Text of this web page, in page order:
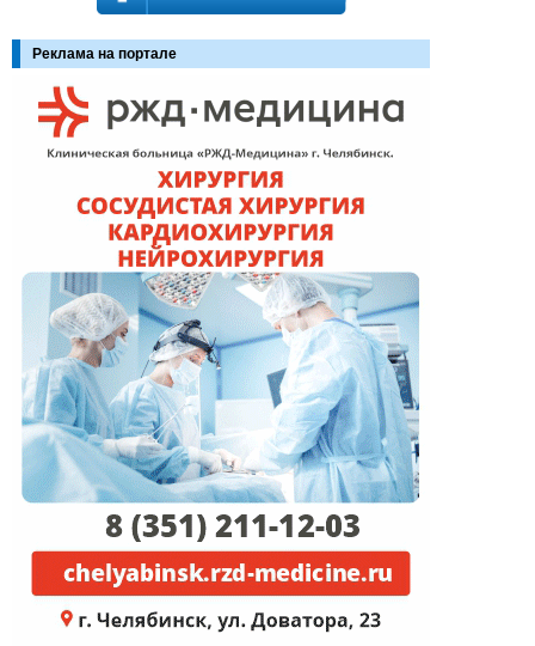
Реклама на портале